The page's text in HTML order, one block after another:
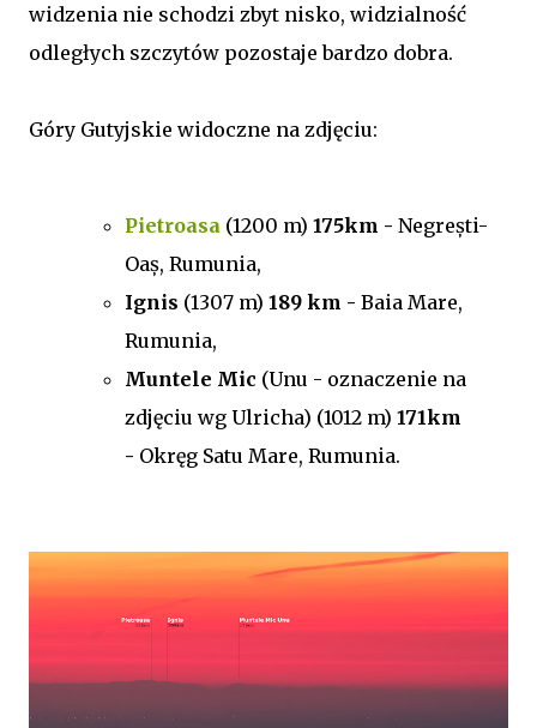
widzenia nie schodzi zbyt nisko, widzialność
odległych szczytów pozostajebardzo dobra.
Góry Gutyjskie widoczne na zdjęciu:
Pietroasa (1200 m) 175km - Negrești-
Oaș, Rumunia,
Ignis (1307 m) 189 km - Baia Mare,
Rumunia,
Muntele Mic (Unu - oznaczenie na
zdjęciu wg Ulricha) (1012 m) 171km
- Okręg Satu Mare, Rumunia.